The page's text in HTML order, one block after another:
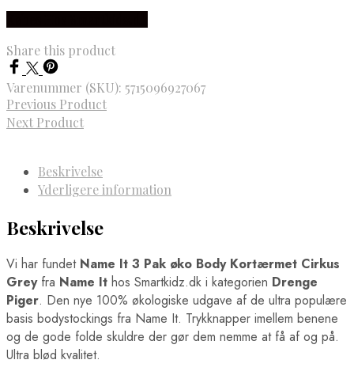
Share this product
Varenummer (SKU): 5715096927067
Previous Product
Next Product
Beskrivelse
Yderligere information
Beskrivelse
Vi har fundet Name It 3 Pak øko Body Kortærmet Cirkus
Greyfra Name It hos Smartkidz.dk i kategorien Drenge
Piger. Den nye 100% økologiske udgave af de ultra populære
basis bodystockings fra Name It. Trykknapper imellem benene
og de gode folde skuldre der gør dem nemme at få af og på.
Ultra blød kvalitet.